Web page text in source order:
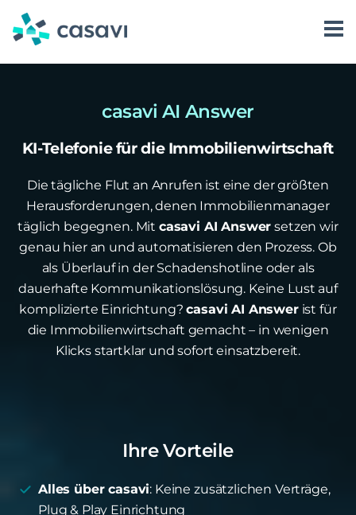
Zum
Inhalt
springen
Software
Partnerlösungen
casavi AI Automate
Blog
Erfolgsgeschichten
Whitepaper
Webinare
Karriere
casavi AI Answer
KI-Telefonie für die Immobilienwirtschaft
Die tägliche Flut an Anrufen ist eine der größten
Herausforderungen, denen Immobilienmanager
täglich begegnen. Mit casavi AI Answer setzen wir
genau hier an und automatisieren den Prozess. Ob
als Überlauf in der Schadenshotline oder als
dauerhafte Kommunikationslösung. Keine Lust auf
komplizierte Einrichtung?casavi AI Answerist für
die Immobilienwirtschaft gemacht – in wenigen
Klicks startklar und sofort einsatzbereit.
Ihre Vorteile
Alles über casavi: Keine zusätzlichen Verträge,
Plug & Play Einrichtung